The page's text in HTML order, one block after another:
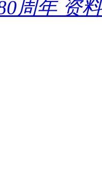
周年 资